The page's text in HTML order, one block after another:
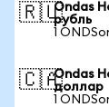
🇷🇺Ondas
рубль
1
🇨🇦Ondas
доллар
1